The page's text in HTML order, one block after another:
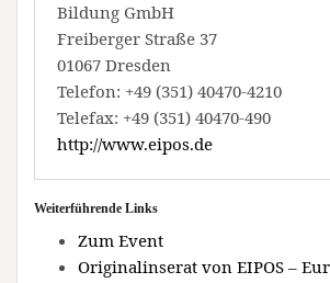
Bildung GmbH
Freiberger Straße 37
01067 Dresden
Telefon: +49 (351) 40470-4210
Telefax: +49 (351) 40470-490
http://www.eipos.de
Weiterführende Links
Zum Event
Originalinserat von EIPOS –